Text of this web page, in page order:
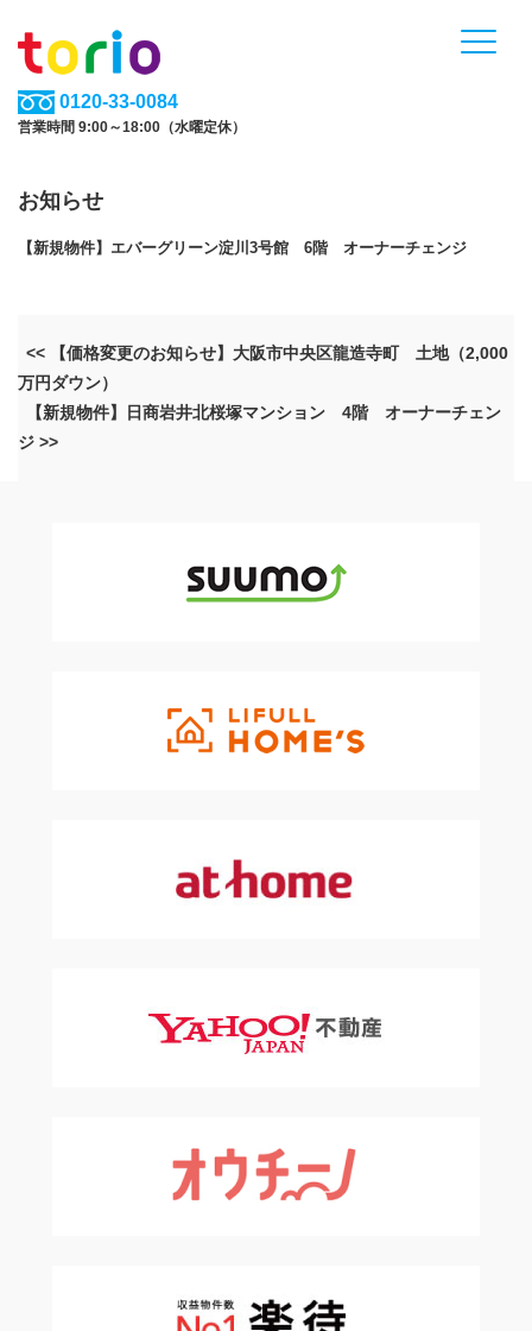
0120-33-0084
営業時間 9:00～18:00（水曜定休）
お知らせ
【新規物件】エバーグリーン淀川3号館 6階 オーナーチェンジ
<< 【価格変更のお知らせ】大阪市中央区龍造寺町 土地（2,000
万円ダウン）
【新規物件】日商岩井北桜塚マンション 4階 オーナーチェン
ジ >>